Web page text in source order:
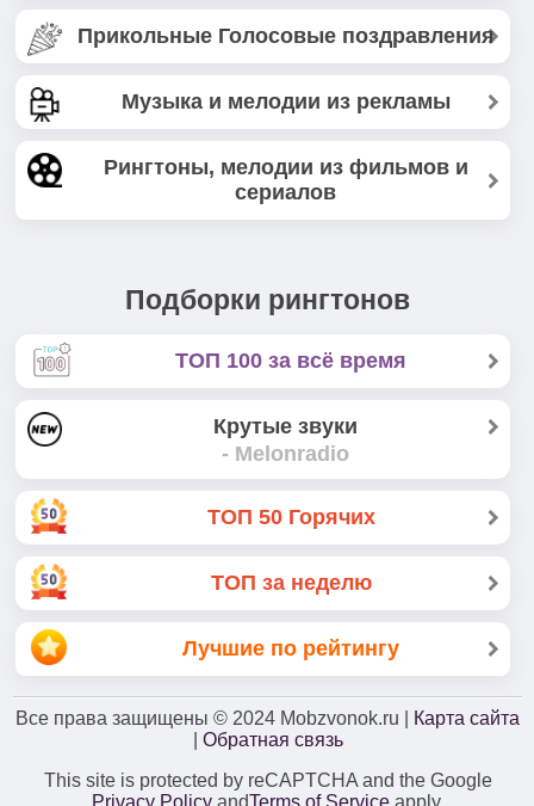
Прикольные Голосовые поздравления
Музыка и мелодии из рекламы
Рингтоны, мелодии из фильмов и
сериалов
Подборки рингтонов
ТОП 100 за всё время
Крутые звуки
- Melonradio
ТОП 50 Горячих
ТОП за неделю
Лучшие по рейтингу
Все права защищены © 2024 Mobzvonok.ru |
Карта сайта
Обратная связь
This site is protected by reCAPTCHA and the Google